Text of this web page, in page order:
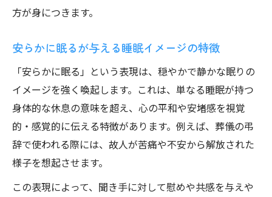
方が身につきます。
安らかに眠るが与える睡眠イメージの特徴
「安らかに眠る」という表現は、穏やかで静かな眠りの
イメージを強く喚起します。これは、単なる睡眠が持つ
身体的な休息の意味を超え、心の平和や安堵感を視覚
的・感覚的に伝える特徴があります。例えば、葬儀の弔
辞で使われる際には、故人が苦痛や不安から解放された
様子を想起させます。
この表現によって、聞き手に対して慰めや共感を与えや